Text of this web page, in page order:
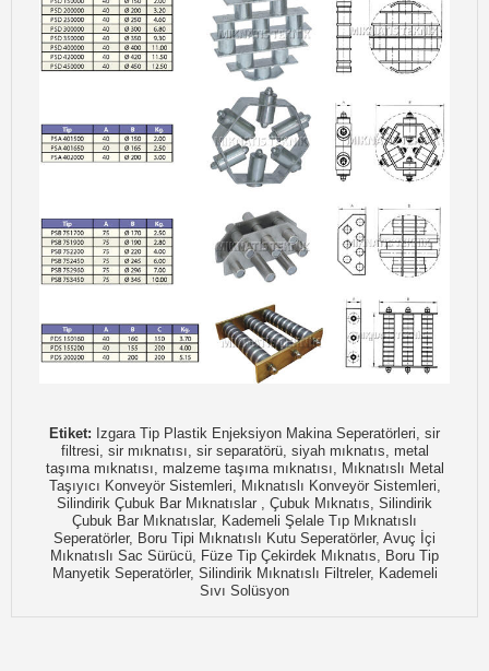
Etiket: Izgara Tip Plastik Enjeksiyon Makina Seperatörleri, sir
filtresi, sir mıknatısı, sir separatörü, siyah mıknatıs, metal
taşıma mıknatısı, malzeme taşıma mıknatısı, Mıknatıslı Metal
Taşıyıcı Konveyör Sistemleri, Mıknatıslı Konveyör Sistemleri,
Silindirik Çubuk Bar Mıknatıslar , Çubuk Mıknatıs, Silindirik
Çubuk Bar Mıknatıslar, Kademeli Şelale Tıp Mıknatıslı
Seperatörler, Boru Tipi Mıknatıslı Kutu Seperatörler, Avuç İçi
Mıknatıslı Sac Sürücü, Füze Tip Çekirdek Mıknatıs, Boru Tip
Manyetik Seperatörler, Silindirik Mıknatıslı Filtreler, Kademeli
Sıvı Solüsyon